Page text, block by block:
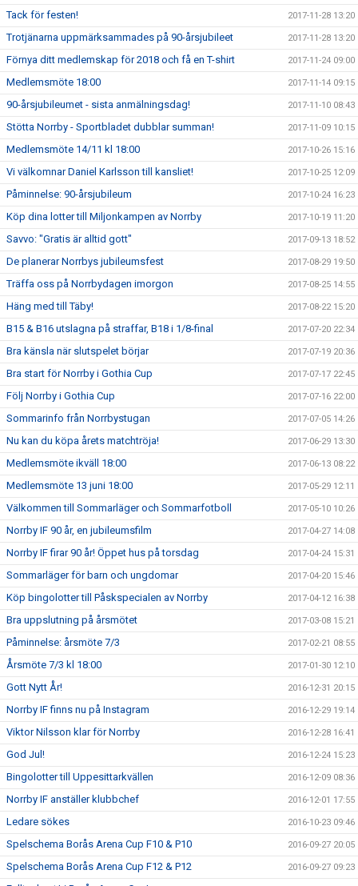
Tack för festen! 2017-11-28 13:20
Trotjänarna uppmärksammades på 90-årsjubileet 2017-11-28 13:20
Förnya ditt medlemskap för 2018 och få en T-shirt 2017-11-24 09:00
Medlemsmöte 18:00 2017-11-14 09:15
90-årsjubileumet - sista anmälningsdag! 2017-11-10 08:43
Stötta Norrby - Sportbladet dubblar summan! 2017-11-09 10:15
Medlemsmöte 14/11 kl 18:00 2017-10-26 15:16
Vi välkomnar Daniel Karlsson till kansliet! 2017-10-25 12:09
Påminnelse: 90-årsjubileum 2017-10-24 16:23
Köp dina lotter till Miljonkampen av Norrby 2017-10-19 11:20
Savvo: "Gratis är alltid gott" 2017-09-13 18:52
De planerar Norrbys jubileumsfest 2017-08-29 19:50
Träffa oss på Norrbydagen imorgon 2017-08-25 14:55
Häng med till Täby! 2017-08-22 15:20
B15 & B16 utslagna på straffar, B18 i 1/8-final 2017-07-20 22:34
Bra känsla när slutspelet börjar 2017-07-19 20:36
Bra start för Norrby i Gothia Cup 2017-07-17 22:45
Följ Norrby i Gothia Cup 2017-07-16 22:00
Sommarinfo från Norrbystugan 2017-07-05 14:26
Nu kan du köpa årets matchtröja! 2017-06-29 13:30
Medlemsmöte ikväll 18:00 2017-06-13 08:22
Medlemsmöte 13 juni 18:00 2017-05-29 12:11
Välkommen till Sommarläger och Sommarfotboll 2017-05-10 10:26
Norrby IF 90 år, en jubileumsfilm 2017-04-27 14:08
Norrby IF firar 90 år! Öppet hus på torsdag 2017-04-24 15:31
Sommarläger för barn och ungdomar 2017-04-20 15:46
Köp bingolotter till Påskspecialen av Norrby 2017-04-12 16:38
Bra uppslutning på årsmötet 2017-03-08 15:21
Påminnelse: årsmöte 7/3 2017-02-21 08:55
Årsmöte 7/3 kl 18:00 2017-01-30 12:10
Gott Nytt År! 2016-12-31 20:15
Norrby IF finns nu på Instagram 2016-12-29 19:14
Viktor Nilsson klar för Norrby 2016-12-28 16:41
God Jul! 2016-12-24 15:23
Bingolotter till Uppesittarkvällen 2016-12-09 08:36
Norrby IF anställer klubbchef 2016-12-01 17:55
Ledare sökes 2016-10-23 09:46
Spelschema Borås Arena Cup F10 & P10 2016-09-27 20:05
Spelschema Borås Arena Cup F12 & P12 2016-09-27 09:23